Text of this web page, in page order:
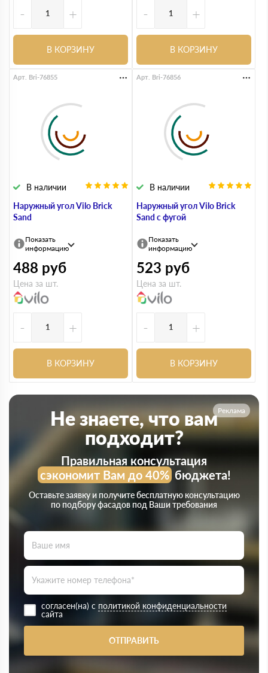
- +
В КОРЗИНУ
- +
В КОРЗИНУ
Наружный угол Vilo Brick
Sand
В наличии
Арт. Bri-76855
Показать
информацию
488 руб
Цена за шт.
- +
В КОРЗИНУ
Наружный угол Vilo Brick
Sand с фугой
В наличии
Арт. Bri-76856
Показать
информацию
523 руб
Цена за шт.
- +
В КОРЗИНУ
Реклама
Не знаете, что вам
подходит?
Правильная консультация
сэкономит Вам до 40%бюджета!
Оставьте заявку и получите бесплатную консультацию
по подбору фасадов под Ваши требования
согласен(на) с политикой конфиденциальности
сайта
ОТПРАВИТЬ